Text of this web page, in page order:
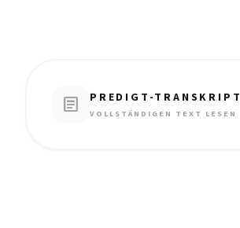
article PREDIGT-TRANSKRIPT
VOLLSTÄNDIGEN TEXT LESEN